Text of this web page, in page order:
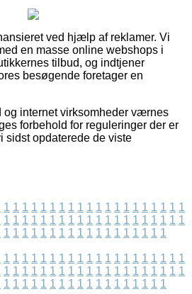
ved hjælp af reklamer. Vi
en masse online webshops i
tilbud, og indtjener
besøgende foretager en
og internet virksomheder værnes
forbehold for reguleringer der er
sidst opdaterede de viste
1 1 1 1 1 1 1 1 1 1 1 1 1 1 1 1 1 1 1 1
1 1 1 1 1 1 1 1 1 1 1 1 1 1 1 1 1 1 1 1
1 1 1 1 1 1 1 1 1 1 1 1 1 1 1 1 1 1
1 1 1 1 1 1 1 1 1 1 1 1 1 1 1 1 1 1 1 1
1 1 1 1 1 1 1 1 1 1 1 1 1 1 1 1 1 1 1 1
1 1 1 1 1 1 1 1 1 1 1 1 1 1 1 1 1 1